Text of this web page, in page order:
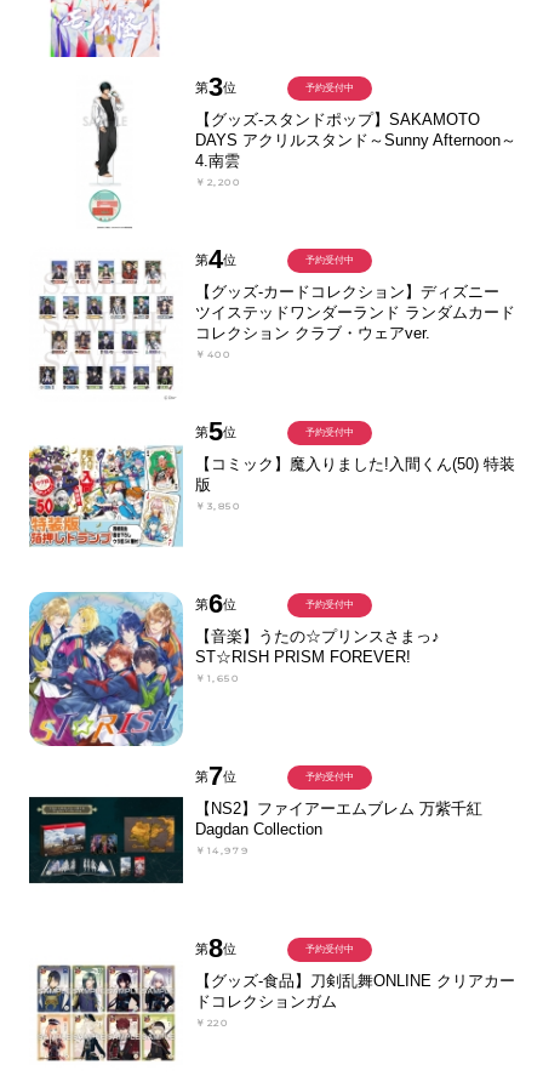
第3位
【グッズ-スタンドポップ】SAKAMOTO
DAYS アクリルスタンド～Sunny Afternoon～
4.南雲
￥2,200
予約受付中
第4位
【グッズ-カードコレクション】ディズニー
ツイステッドワンダーランド ランダムカード
コレクション クラブ・ウェアver.
￥400
予約受付中
第5位
【コミック】魔入りました!入間くん(50) 特装
版
￥3,850
予約受付中
第6位
【音楽】うたの☆プリンスさまっ♪
ST☆RISH PRISM FOREVER!
￥1,650
予約受付中
第7位
【NS2】ファイアーエムブレム 万紫千紅
Dagdan Collection
￥14,979
予約受付中
第8位
【グッズ-食品】刀剣乱舞ONLINE クリアカー
ドコレクションガム
￥220
予約受付中